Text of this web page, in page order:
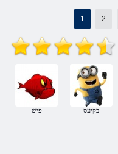
1 2
פיש בקיעס